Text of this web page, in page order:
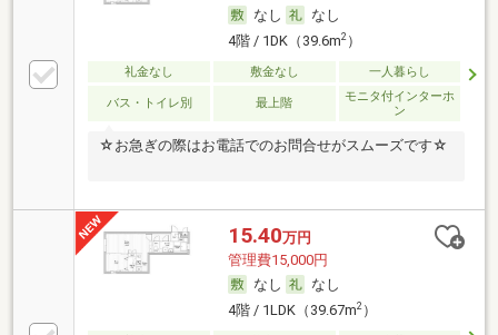
なし
なし
4階 / 1DK（39.6m2）
礼金なし 敷金なし 一人暮らし
バス・トイレ別 最上階
モニタ付インターホ
ン
☆お急ぎの際はお電話でのお問合せがスムーズです☆
15.40万円
管理費15,000円
なし
なし
4階 / 1LDK（39.67m2）